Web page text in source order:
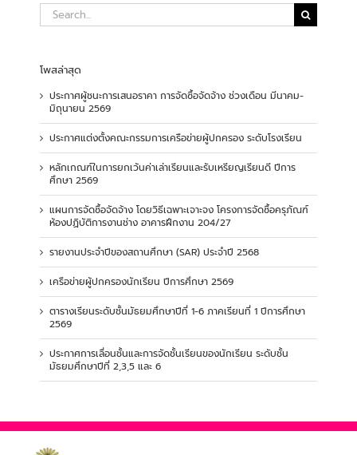
Search
for:
โพสล่าสุด
ประกาศผู้ชนะการเสนอราคา การจัดซื้อจัดจ้าง ช่วงเดือน มีนาคม-
มิถุนายน 2569
ประกาศแต่งตั้งคณะกรรมการเครือข่ายผู้ปกครอง ระดับโรงเรียน
หลักเกณฑ์ในการยกเว้นค่าเล่าเรียนและรับเหรียญเรียนดี ปีการ
ศึกษา 2569
แผนการจัดซื้อจัดจ้าง โดยวิธีเฉพาะเจาะจง โครงการจัดซื้อครุภัณฑ์
ห้องปฏิบัติการงานช่าง อาคารฝึกงาน 204/27
รายงานประจำปีของสถานศึกษา (SAR) ประจำปี 2568
เครือข่ายผู้ปกครองนักเรียน ปีการศึกษา 2569
ตารางเรียนระดับชั้นมัธยมศึกษาปีที่ 1-6 ภาคเรียนที่ 1 ปีการศึกษา
2569
ประกาศการเลื่อนชั้นและการจัดชั้นเรียนของนักเรียน ระดับชั้น
มัธยมศึกษาปีที่ 2,3,5 และ 6